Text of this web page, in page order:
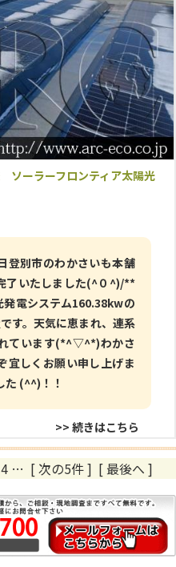
ーラーフロンティア太陽光
登別市のわかさいも本舗
了いたしました(^０^)/**
発電システム160.38kwの
す。天気に恵まれ、連系
ています(*^▽^*)わかさ
宜しくお願い申し上げま
た (^^)！！
>> 続きはこちら
4 … [ 次の5件 ] [ 最後へ ]